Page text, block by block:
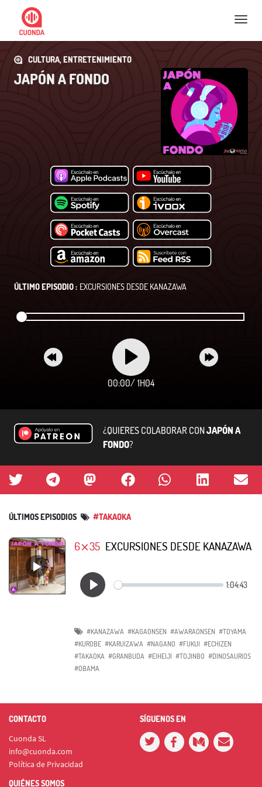
Nav
CULTURA, ENTRETENIMIENTO
JAPÓN A FONDO
ÚLTIMO EPISODIO : EXCURSIONES DESDE KANAZAWA
00:00/ 1H04
¿QUIERES COLABORAR CONJAPÓN A
FONDO?
ÚLTIMOS EPISODIOS #TAKAOKA
6⨯35 EXCURSIONES DESDE KANAZAWA
#KANAZAWA #KAGAONSEN #AWARAONSEN #TOYAMA
#KUROBE #KARUIZAWA #NAGANO #FUKUI #ECHIZEN
#TAKAOKA #GRANBUDA #EIHEIJI #TOJINBO #DINOSAURIOS
#OBAMA
CONTACTO
Cuonda SL
info@cuonda.com
Política de Privacidad
SÍGUENOS EN
QUIÉNES SOMOS